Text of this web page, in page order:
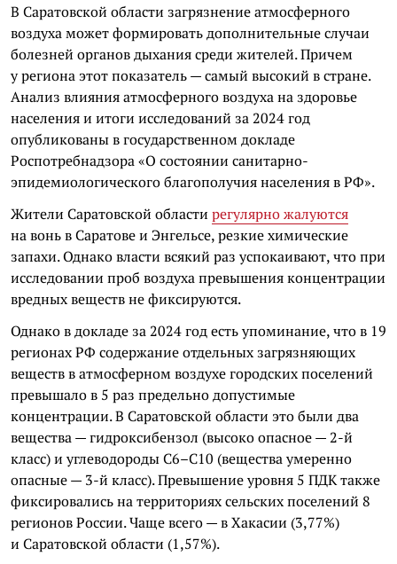
В Саратовской области загрязнение атмосферного
воздуха может формировать дополнительные случаи
болезней органов дыхания среди жителей. Причем
у региона этот показатель — самый высокий в стране.
Анализ влияния атмосферного воздуха на здоровье
населения и итоги исследований за 2024 год
опубликованы в государственном докладе
Роспотребнадзора «О состоянии санитарно-
эпидемиологического благополучия населения в РФ».
Жители Саратовской области регулярно жалуются
на вонь в Саратове и Энгельсе, резкие химические
запахи. Однако власти всякий раз успокаивают, что при
исследовании проб воздуха превышения концентрации
вредных веществ не фиксируются.
Однако в докладе за 2024 год есть упоминание, что в 19
регионах РФ содержание отдельных загрязняющих
веществ в атмосферном воздухе городских поселений
превышало в 5 раз предельно допустимые
концентрации. В Саратовской области это были два
вещества — гидроксибензол (высоко опасное — 2-й
класс) и углеводороды С6–С10 (вещества умеренно
опасные — 3-й класс). Превышение уровня 5 ПДК также
фиксировались на территориях сельских поселений 8
регионов России. Чаще всего — в Хакасии (3,77%)
и Саратовской области (1,57%).